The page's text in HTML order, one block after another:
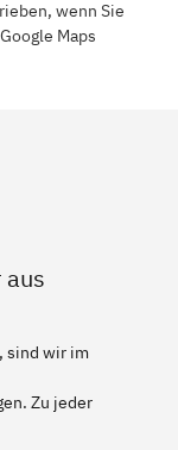
wenn Sie
Maps
sind wir im
Zu jeder